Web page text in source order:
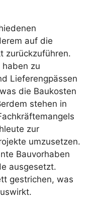
auf die
zurückzuführen.
haben zu
Lieferengpässen
die Baukosten
stehen in
zur
umzusetzen.
Bauvorhaben
ausgesetzt.
gestrichen, was